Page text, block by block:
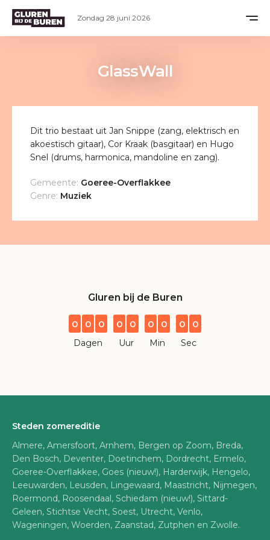
GlassWall
Dit trio bestaat uit Jan Snippe (zang, elektrisch en
akoestisch gitaar), Cor Kraak (basgitaar) en Hugo
Snel (drums, harmonica, mandoline en zang).
Gemeente: Goeree-Overflakkee
Genre: Muziek
Gluren bij de Buren
0 0 0
Dagen
0 0
Uur
0 0
Min
0 0
Sec
Steden zomereditie
Almere, Amersfoort, Arnhem, Bergen op Zoom, Breda,
Den Bosch, Deventer, Doetinchem, Dordrecht, Ermelo,
Goeree-Overflakkee, Goes (nieuw!), Harderwijk, Hengelo,
Leeuwarden, Leusden, Lingewaard, Maastricht, Nijmegen,
Roermond, Roosendaal, Schiedam (nieuw!), Sittard-
Geleen, Stichtse Vecht, Soest, Utrecht, Venlo,
Wageningen, Woerden, Zaanstad, Zutphen en Zwolle.
Zondag 28 juni 2026